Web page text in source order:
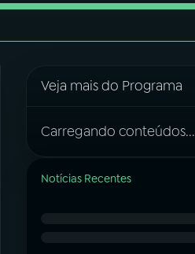
Veja mais do Programa
Carregando conteúdos...
Notícias Recentes